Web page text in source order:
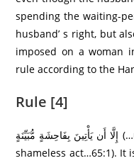
spending the waiting-
husband’ s right, but
imposed on a woman
rule according to the
Rule [4]
إِلَّا أَن يَأْتِينَ بِفَاحِشَةٍ مُّبَيِّنَةٍ (…unless they come up with a clearly
shameless act…65:1). It